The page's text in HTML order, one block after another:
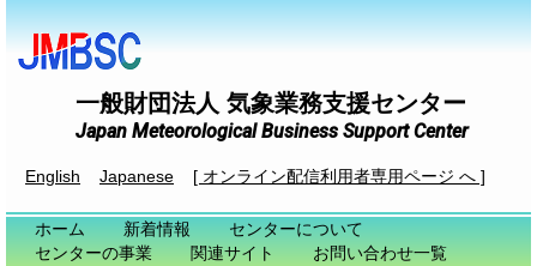
一般財団法人 気象業務支援センター
Japan Meteorological Business Support Center
English Japanese [ オンライン配信利用者専用ページ へ ]
ホーム 新着情報
センターについて
センターの事業
関連サイト
お問い合わせ一覧